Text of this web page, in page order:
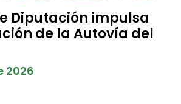
Diputación impulsa
de la Autovía del
2026